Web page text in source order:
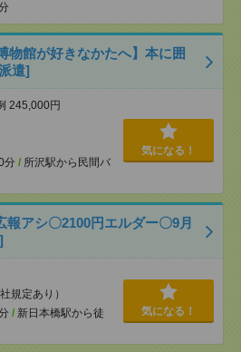
物館が好きなかたへ】本に囲
遣]
245,000円
分 / 所沢駅から民間バ
気になる！
報アシ〇2100円エルダー〇9月
規定あり）
/ 新日本橋駅から徒
気になる！